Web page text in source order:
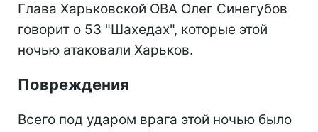
Глава Харьковской ОВА Олег Синегубов
говорит о 53 "Шахедах", которые этой
ночью атаковали Харьков.
Повреждения
Всего под ударом врага этой ночью было